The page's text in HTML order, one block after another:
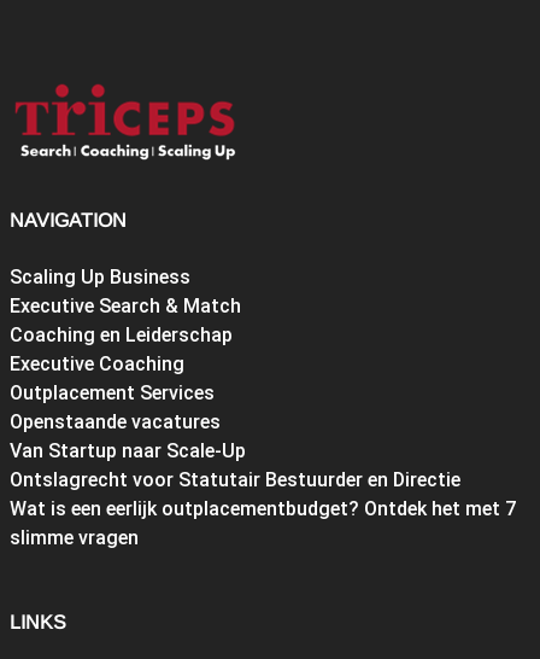
NAVIGATION
Scaling Up Business
Executive Search & Match
Coaching en Leiderschap
Executive Coaching
Outplacement Services
Openstaande vacatures
Van Startup naar Scale-Up
Ontslagrecht voor Statutair Bestuurder en Directie
Wat is een eerlijk outplacementbudget? Ontdek het met 7
slimme vragen
LINKS